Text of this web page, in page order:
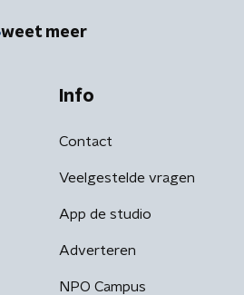
weet meer
Info
Contact
Veelgestelde vragen
App de studio
Adverteren
NPO Campus